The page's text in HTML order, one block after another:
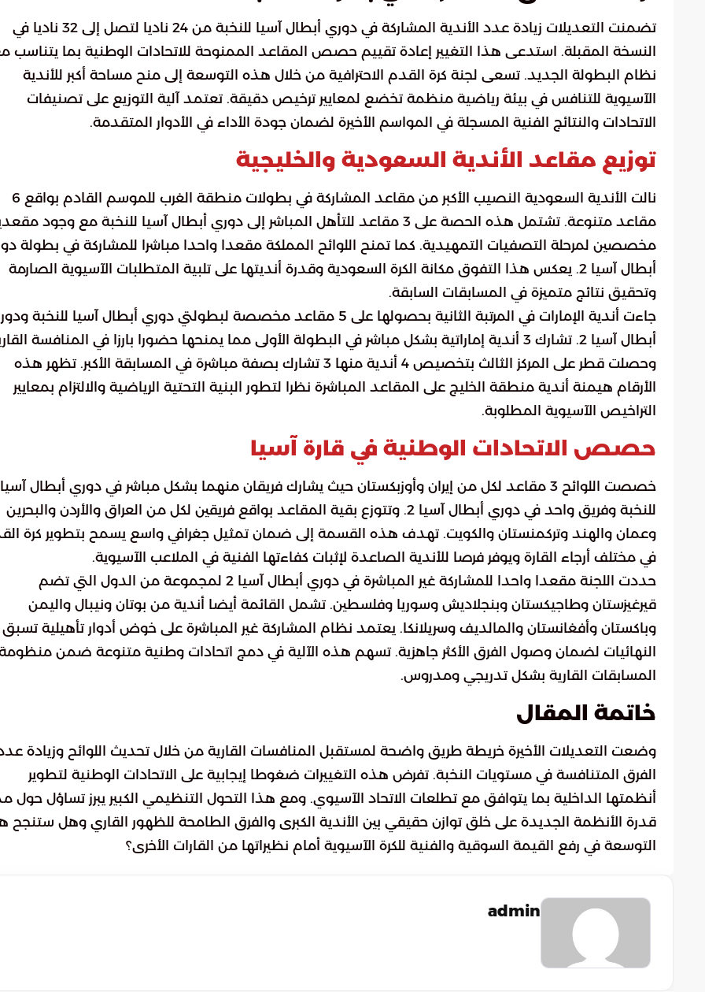
تضمنت التعديلات زيادة عدد الأندية المشاركة في دوري أبطال آسيا للنخبة من 24 ناديا لتصل إلى 32 ناديا في
النسخة المقبلة. استدعى هذا التغيير إعادة تقييم حصص المقاعد الممنوحة للاتحادات الوطنية بما يتناسب
نظام البطولة الجديد. تسعى لجنة كرة القدم الاحترافية من خلال هذه التوسعة إلى منح مساحة أكبر للأندية
الآسيوية للتنافس في بيئة رياضية منظمة تخضع لمعايير ترخيص دقيقة. تعتمد آلية التوزيع على تصنيفات
الاتحادات والنتائج الفنية المسجلة في المواسم الأخيرة لضمان جودة الأداء في الأدوار المتقدمة.
توزيع مقاعد الأندية السعودية والخليجية
نالت الأندية السعودية النصيب الأكبر من مقاعد المشاركة في بطولات منطقة الغرب للموسم القادم بواقع 6
مقاعد متنوعة. تشتمل هذه الحصة على 3 مقاعد للتأهل المباشر إلى دوري أبطال آسيا للنخبة مع وجود
مخصصين لمرحلة التصفيات التمهيدية. كما تمنح اللوائح المملكة مقعدا واحدا مباشرا للمشاركة في بطولة
أبطال آسيا 2. يعكس هذا التفوق مكانة الكرة السعودية وقدرة أنديتها على تلبية المتطلبات الآسيوية الصارمة
وتحقيق نتائج متميزة في المسابقات السابقة.
جاءت أندية الإمارات في المرتبة الثانية بحصولها على 5 مقاعد مخصصة لبطولتي دوري أبطال آسيا للنخبة
أبطال آسيا 2. تشارك 3 أندية إماراتية بشكل مباشر في البطولة الأولى مما يمنحها حضورا بارزا في المنافسة
وحصلت قطر على المركز الثالث بتخصيص 4 أندية منها 3 تشارك بصفة مباشرة في المسابقة الأكبر. تظهر هذه
الأرقام هيمنة أندية منطقة الخليج على المقاعد المباشرة نظرا لتطور البنية التحتية الرياضية والالتزام بمعايير
التراخيص الآسيوية المطلوبة.
حصص الاتحادات الوطنية في قارة آسيا
خصصت اللوائح 3 مقاعد لكل من إيران وأوزبكستان حيث يشارك فريقان منهما بشكل مباشر في دوري أبطال آسيا
للنخبة وفريق واحد في دوري أبطال آسيا 2. وتتوزع بقية المقاعد بواقع فريقين لكل من العراق والأردن والبحرين
وعمان والهند وتركمنستان والكويت. تهدف هذه القسمة إلى ضمان تمثيل جغرافي واسع يسمح بتطوير كرة
في مختلف أرجاء القارة ويوفر فرصا للأندية الصاعدة لإثبات كفاءتها الفنية في الملاعب الآسيوية.
حددت اللجنة مقعدا واحدا للمشاركة غير المباشرة في دوري أبطال آسيا 2 لمجموعة من الدول التي تضم
قيرغيزستان وطاجيكستان وبنجلاديش وسوريا وفلسطين. تشمل القائمة أيضا أندية من بوتان ونيبال واليمن
وباكستان وأفغانستان والمالديف وسريلانكا. يعتمد نظام المشاركة غير المباشرة على خوض أدوار تأهيلية تسبق
النهائيات لضمان وصول الفرق الأكثر جاهزية. تسهم هذه الآلية في دمج اتحادات وطنية متنوعة ضمن
المسابقات القارية بشكل تدريجي ومدروس.
خاتمة المقال
وضعت التعديلات الأخيرة خريطة طريق واضحة لمستقبل المنافسات القارية من خلال تحديث اللوائح وزيادة
الفرق المتنافسة في مستويات النخبة. تفرض هذه التغييرات ضغوطا إيجابية على الاتحادات الوطنية لتطوير
أنظمتها الداخلية بما يتوافق مع تطلعات الاتحاد الآسيوي. ومع هذا التحول التنظيمي الكبير يبرز تساؤل حول
قدرة الأنظمة الجديدة على خلق توازن حقيقي بين الأندية الكبرى والفرق الطامحة للظهور القاري وهل ستنجح
التوسعة في رفع القيمة السوقية والفنية للكرة الآسيوية أمام نظيراتها من القارات الأخرى؟
admin